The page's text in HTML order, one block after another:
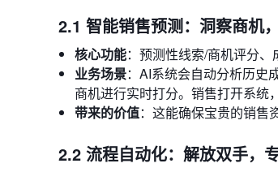
2.1 智能销售预测：洞察商机
核心功能：预测性线索/商机评分、
业务场景：AI系统会自动分析历史
商机进行实时打分。销售打开系统
带来的价值：这能确保宝贵的销售
2.2 流程自动化：解放双手，